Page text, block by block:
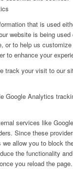
that is used
website is being
or to help us
to enhance your
track your visit to our
Google Analytics
services like
Since these
allow you to block
the functionality
you reload the page.